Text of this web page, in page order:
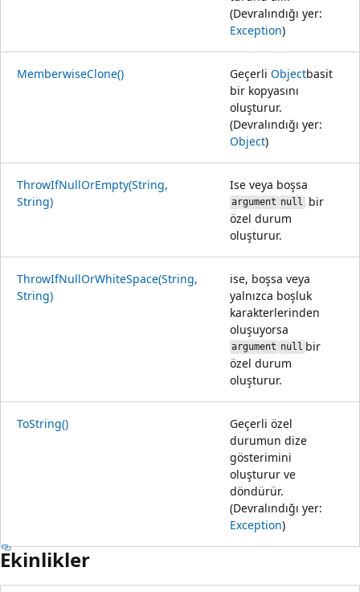
(Devralındığı yer:
Exception)
MemberwiseClone() Geçerli Objectbasit
bir kopyasını
oluşturur.
(Devralındığı yer:
Object)
ThrowIfNullOrEmpty(String,
String)
Ise veya boşsa
argument null bir
özel durum
oluşturur.
ThrowIfNullOrWhiteSpace(String,
String)
ise, boşsa veya
yalnızca boşluk
karakterlerinden
oluşuyorsa
argument null bir
özel durum
oluşturur.
ToString()
Geçerli özel
durumun dize
gösterimini
oluşturur ve
döndürür.
(Devralındığı yer:
Exception)
Ekinlikler